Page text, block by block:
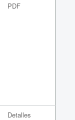
PDF
Detalles